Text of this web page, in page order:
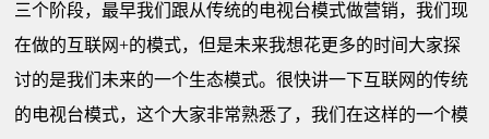
三个阶段，最早我们跟从传统的电视台模式做营销，我们现
在做的互联网+的模式，但是未来我想花更多的时间大家探
讨的是我们未来的一个生态模式。很快讲一下互联网的传统
的电视台模式，这个大家非常熟悉了，我们在这样的一个模